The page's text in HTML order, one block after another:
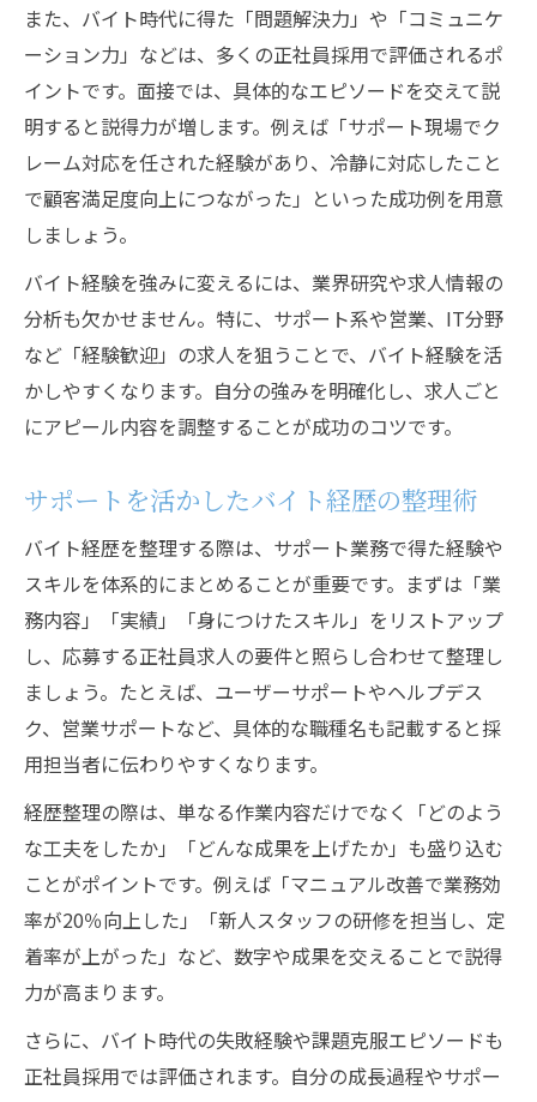
また、バイト時代に得た「問題解決力」や「コミュニケ
ーション力」などは、多くの正社員採用で評価されるポ
イントです。面接では、具体的なエピソードを交えて説
明すると説得力が増します。例えば「サポート現場でク
レーム対応を任された経験があり、冷静に対応したこと
で顧客満足度向上につながった」といった成功例を用意
しましょう。
バイト経験を強みに変えるには、業界研究や求人情報の
分析も欠かせません。特に、サポート系や営業、IT分野
など「経験歓迎」の求人を狙うことで、バイト経験を活
かしやすくなります。自分の強みを明確化し、求人ごと
にアピール内容を調整することが成功のコツです。
サポートを活かしたバイト経歴の整理術
バイト経歴を整理する際は、サポート業務で得た経験や
スキルを体系的にまとめることが重要です。まずは「業
務内容」「実績」「身につけたスキル」をリストアップ
し、応募する正社員求人の要件と照らし合わせて整理し
ましょう。たとえば、ユーザーサポートやヘルプデス
ク、営業サポートなど、具体的な職種名も記載すると採
用担当者に伝わりやすくなります。
経歴整理の際は、単なる作業内容だけでなく「どのよう
な工夫をしたか」「どんな成果を上げたか」も盛り込む
ことがポイントです。例えば「マニュアル改善で業務効
率が20％向上した」「新人スタッフの研修を担当し、定
着率が上がった」など、数字や成果を交えることで説得
力が高まります。
さらに、バイト時代の失敗経験や課題克服エピソードも
正社員採用では評価されます。自分の成長過程やサポー